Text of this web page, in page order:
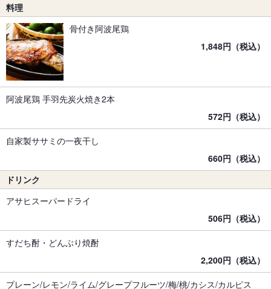
料理
骨付き阿波尾鶏
1,848円（税込）
阿波尾鶏 手羽先炭火焼き2本
572円（税込）
自家製ササミの一夜干し
660円（税込）
ドリンク
アサヒスーパードライ
506円（税込）
すだち酎・どんぶり焼酎
2,200円（税込）
プレーン/レモン/ライム/グレープフルーツ/梅/桃/カシス/カルピス